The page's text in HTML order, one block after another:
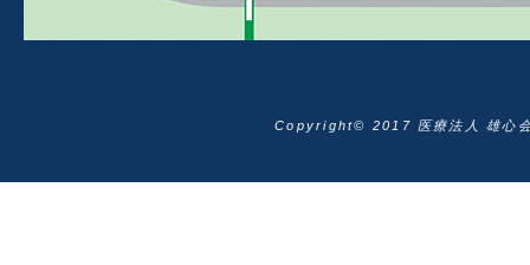
Copyright© 2017 医療法人 雄心